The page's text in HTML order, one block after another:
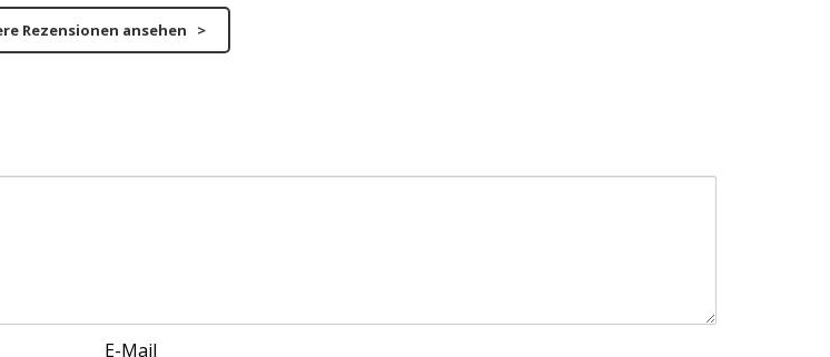
Rezensionen ansehen >
E-Mail